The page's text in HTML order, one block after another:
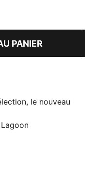
PANIER
le nouveau
de blanc et de vert,
le maillot Home
plus grand tournoi
fans, ce maillot
le même design que
ses détails et ses